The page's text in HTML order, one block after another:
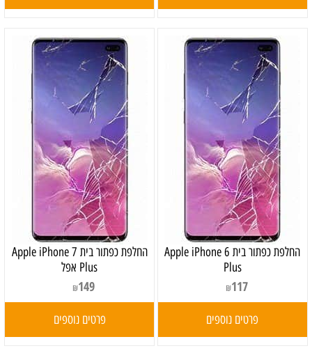
החלפת כפתור בית Apple iPhone 6
Plus
₪117
פרטים נוספים
‏החלפת כפתור בית Apple iPhone 7
Plus אפל
₪149
פרטים נוספים